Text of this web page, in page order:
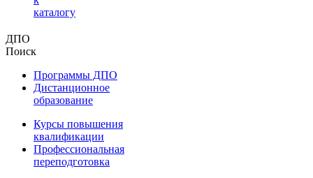
каталогу
ДПО
Поиск
Программы ДПО
Дистанционное
образование
Курсы повышения
квалификации
Профессиональная
переподготовка